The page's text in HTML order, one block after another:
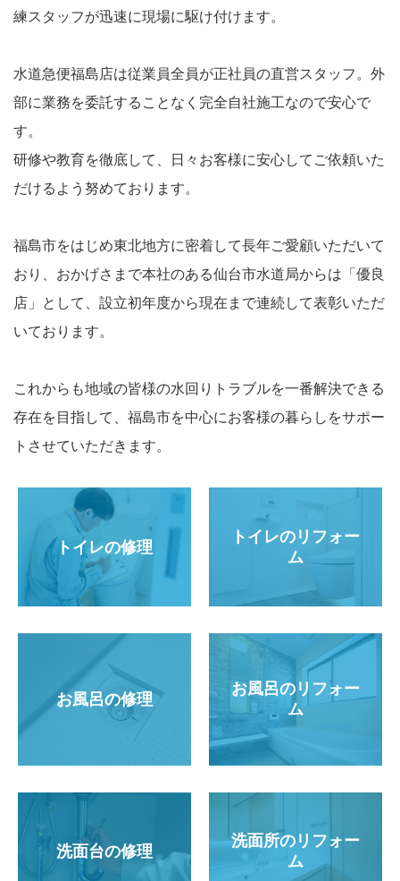
練スタッフが迅速に現場に駆け付けます。
水道急便福島店は従業員全員が正社員の直営スタッフ。外
部に業務を委託することなく完全自社施工なので安心で
す。
研修や教育を徹底して、日々お客様に安心してご依頼いた
だけるよう努めております。
福島市をはじめ東北地方に密着して長年ご愛顧いただいて
おり、おかげさまで本社のある仙台市水道局からは「優良
店」として、設立初年度から現在まで連続して表彰いただ
いております。
これからも地域の皆様の水回りトラブルを一番解決できる
存在を目指して、福島市を中心にお客様の暮らしをサポー
トさせていただきます。
トイレの修理
トイレのリフォー
ム
お風呂の修理
お風呂のリフォー
ム
洗面台の修理
洗面所のリフォー
ム